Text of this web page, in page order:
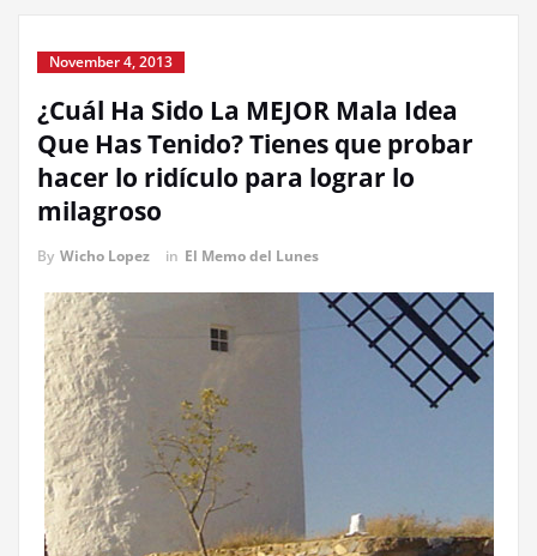
November 4, 2013
¿Cuál Ha Sido La MEJOR Mala Idea
Que Has Tenido? Tienes que probar
hacer lo ridículo para lograr lo
milagroso
By Wicho Lopez in El Memo del Lunes